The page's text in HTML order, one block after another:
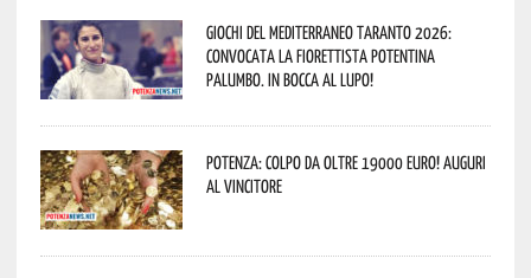
Giochi del Mediterraneo Taranto 2026:
convocata la fiorettista potentina
Palumbo. In bocca al lupo!
Potenza: colpo da oltre 19000 Euro! Auguri
al vincitore